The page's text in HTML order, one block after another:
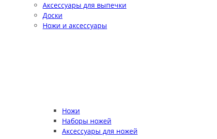
Аксессуары для выпечки
Доски
Ножи и аксессуары
Ножи
Наборы ножей
Аксессуары для ножей